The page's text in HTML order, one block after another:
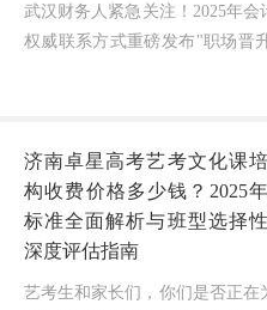
武汉财务人紧急关注！2025年
权威联系方式重磅发布"职场晋
却为机构联系方式焦头烂额，
济南卓星高考艺考文化课
构收费价格多少钱？2025
标准全面解析与班型选择
深度评估指南
艺考生和家长们，你们是否正